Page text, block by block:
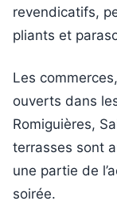
revendicatifs,
pliants et
Les
ouverts dans
Romiguières,
terrasses sont
une partie de
soirée.